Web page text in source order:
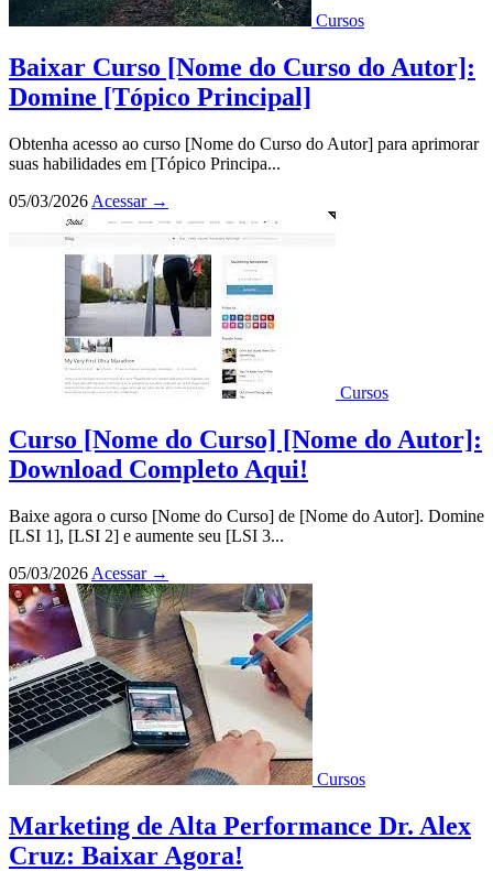
Cursos
Baixar Curso [Nome do Curso do Autor]:
Domine [Tópico Principal]
Obtenha acesso ao curso [Nome do Curso do Autor] para aprimorar
suas habilidades em [Tópico Principa...
05/03/2026 Acessar →
Cursos
Curso [Nome do Curso] [Nome do Autor]:
Download Completo Aqui!
Baixe agora o curso [Nome do Curso] de [Nome do Autor]. Domine
[LSI 1], [LSI 2] e aumente seu [LSI 3...
05/03/2026 Acessar →
Cursos
Marketing de Alta Performance Dr. Alex
Cruz: Baixar Agora!